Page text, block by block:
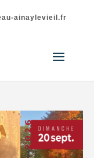
ainaylevieil.fr